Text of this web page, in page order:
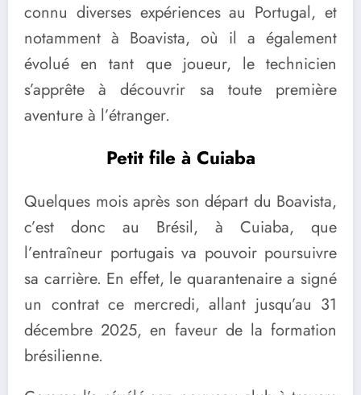
connu diverses expériences au Portugal, et
notamment à Boavista, où il a également
évolué en tant que joueur, le technicien
s’apprête à découvrir sa toute première
aventure à l’étranger.
Petit file à Cuiaba
Quelques mois après son départ du Boavista,
c’est donc au Brésil, à Cuiaba, que
l’entraîneur portugais va pouvoir poursuivre
sa carrière. En effet, le quarantenaire a signé
un contrat ce mercredi, allant jusqu’au 31
décembre 2025, en faveur de la formation
brésilienne.